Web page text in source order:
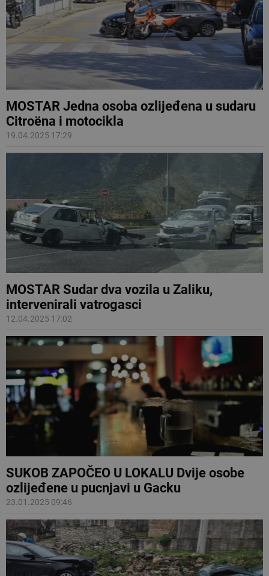
MOSTAR Jedna osoba ozlijeđena u sudaru
Citroëna i motocikla
19.04.2025 17:29
MOSTAR Sudar dva vozila u Zaliku,
intervenirali vatrogasci
12.04.2025 17:02
SUKOB ZAPOČEO U LOKALU Dvije osobe
ozlijeđene u pucnjavi u Gacku
23.01.2025 09:46